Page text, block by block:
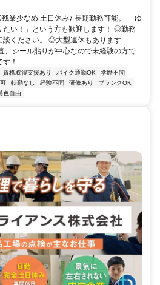
業少なめ 土日休み♪ 長期勤務可能。 「ゆ
たい！」という方も歓迎します！ ◎勤務
ください。 ◎大型連休もあります...
、シール貼りが中心なので未経験の方で
！
資格取得支援あり バイク通勤OK
学歴不問
転勤なし 経験不問 研修あり
ブランクOK
色自由